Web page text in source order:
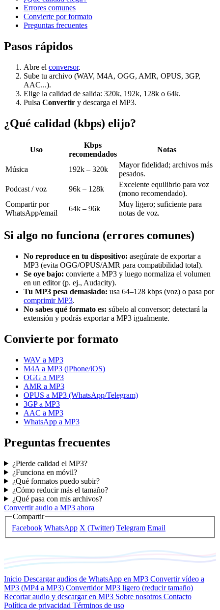
Errores comunes
Convierte por formato
Preguntas frecuentes
Pasos rápidos
Abre el conversor.
Sube tu archivo (WAV, M4A, OGG, AMR, OPUS, 3GP,
AAC...).
Elige la calidad de salida: 320k, 192k, 128k o 64k.
Pulsa Convertir y descarga el MP3.
¿Qué calidad (kbps) elijo?
Uso
Kbps
recomendados
Notas
Música 192k – 320k
Mayor fidelidad; archivos más
pesados.
Podcast / voz
96k – 128k
Excelente equilibrio para voz
(mono recomendado).
Compartir por
WhatsApp/email
64k – 96k
Muy ligero; suficiente para
notas de voz.
Si algo no funciona (errores comunes)
No reproduce en tu dispositivo: asegúrate de exportar a
MP3 (evita OGG/OPUS/AMR para compatibilidad total).
Se oye bajo: convierte a MP3 y luego normaliza el volumen
en un editor (p. ej., Audacity).
Tu MP3 pesa demasiado: usa 64–128 kbps (voz) o pasa por
comprimir MP3.
No sabes qué formato es: súbelo al conversor; detectará la
extensión y podrás exportar a MP3 igualmente.
Convierte por formato
WAV a MP3
M4A a MP3 (iPhone/iOS)
OGG a MP3
AMR a MP3
OPUS a MP3 (WhatsApp/Telegram)
3GP a MP3
AAC a MP3
WhatsApp a MP3
Preguntas frecuentes
¿Pierde calidad el MP3?
¿Funciona en móvil?
¿Qué formatos puedo subir?
¿Cómo reducir más el tamaño?
¿Qué pasa con mis archivos?
Convertir audio a MP3 ahora
Compartir
Facebook WhatsApp X (Twitter) Telegram Email
Inicio Descargar audios de WhatsApp en MP3 Convertir vídeo a
MP3 (MP4 a MP3) Convertidor MP3 ligero (reducir tamaño)
Recortar audio y descargar en MP3 Sobre nosotros Contacto
Política de privacidad Términos de uso